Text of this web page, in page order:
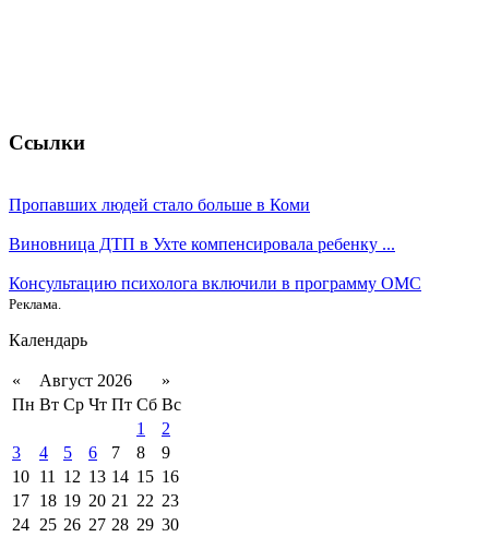
Ссылки
Пропавших людей стало больше в Коми
Виновница ДТП в Ухте компенсировала ребенку ...
Консультацию психолога включили в программу ОМС
Реклама.
Календарь
« Август 2026
»
Пн Вт Ср Чт Пт Сб Вс
1
2
3
4 5 6 7 8
9
10 11 12 13 14 15 16
17 18 19 20 21 22 23
24 25 26 27 28 29 30